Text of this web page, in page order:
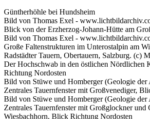
Güntherhöhle bei Hundsheim
Bild von Thomas Exel -
Blick von der Erzherzog-Johann-Hütte am
Bild von Thomas Exel -
Große Faltenstrukturen im Unterostalpin am
Radstädter Tauern, Obertauern, Salzburg. (c)
Der Hochschwab in den östlichen Nördlichen
Richtung Nordosten
Bild von Stüwe und Homberger (Geologie der
Zentrales Tauernfenster mit Großvenediger,
Bild von Stüwe und Homberger (Geologie der
Zentrales Tauernfenster mit Großglockner und
Wiesbachhorn, Blick Richtung Nordosten